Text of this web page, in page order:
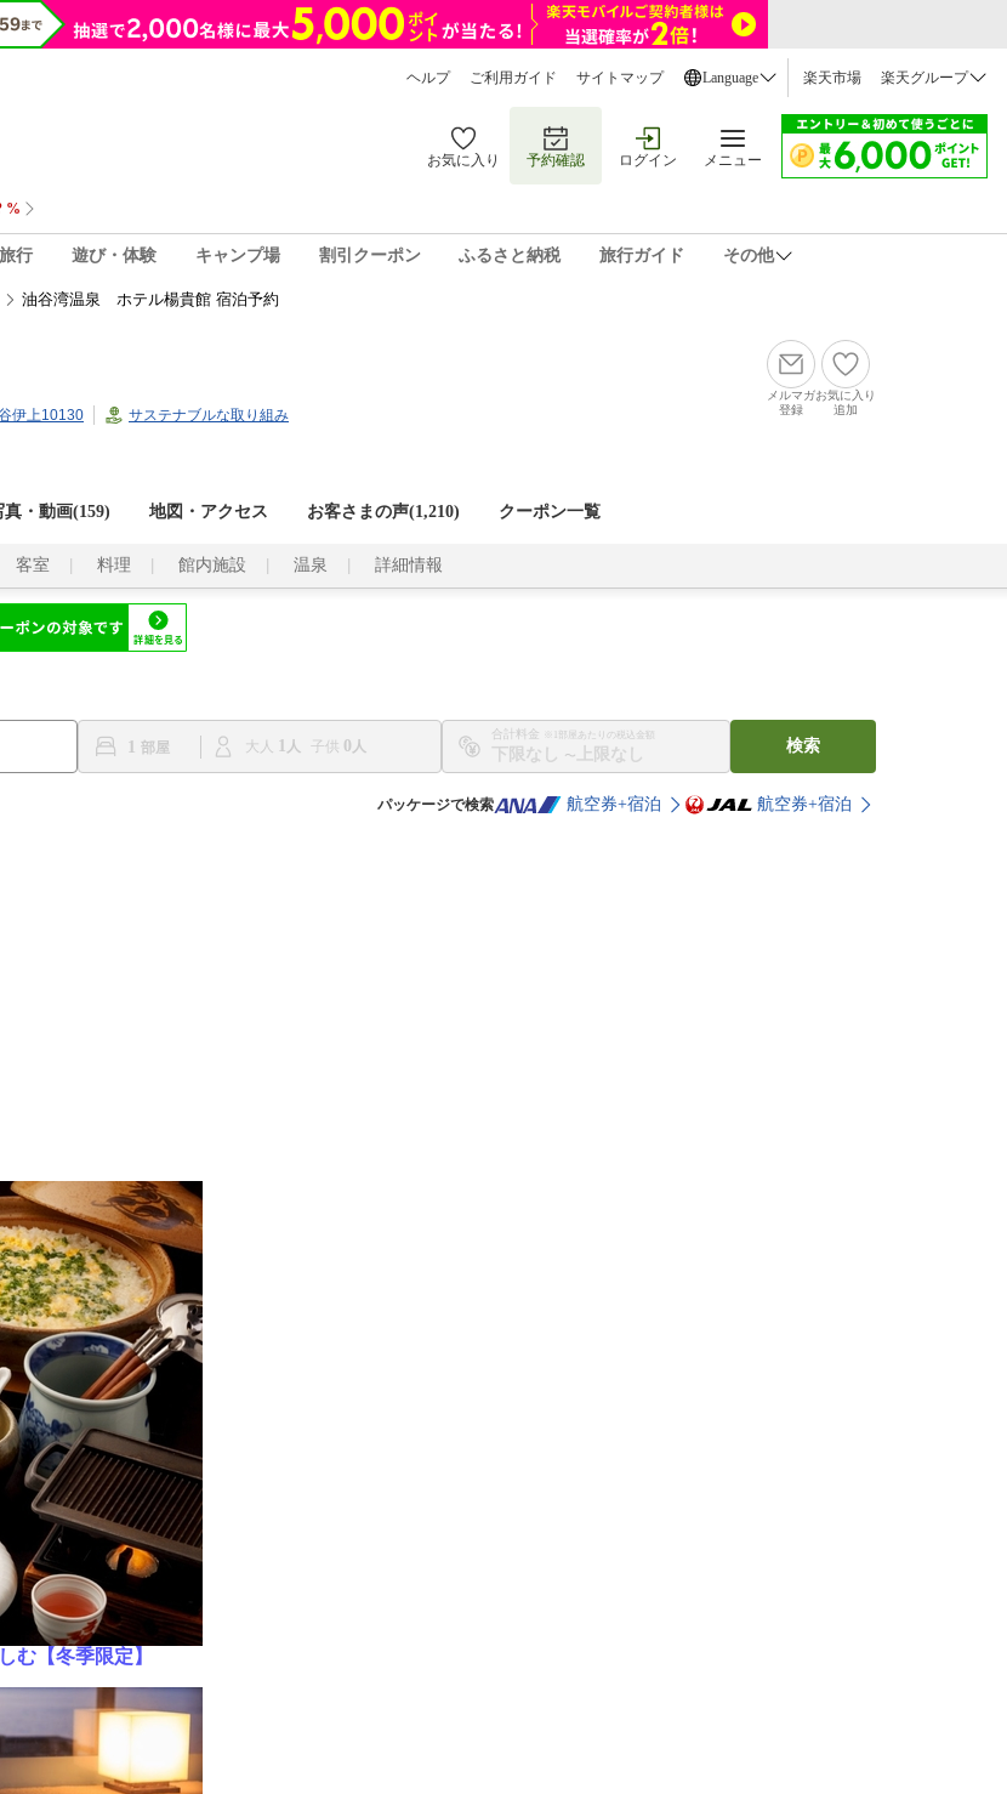
ヘルプ ご利用ガイド サイトマップ Language 楽天市場 楽天グループ
お気に入り 予約確認 ログイン メニュー
行 遊び・体験 キャンプ場 割引クーポン ふるさと納税 旅行ガイド その他
油谷湾温泉 ホテル楊貴館 宿泊予約
伊上10130 サステナブルな取り組み
メルマガ
登録
お気に入り
追加
真・動画(159) 地図・アクセス お客さまの声(1,210) クーポン一覧
客室 料理 館内施設 温泉 詳細情報
1 大人 1 子供 0
合計料金 ※1部屋あたりの税込金額
〜
検索
パッケージで検索 航空券+宿泊 航空券+宿泊
む【冬季限定】